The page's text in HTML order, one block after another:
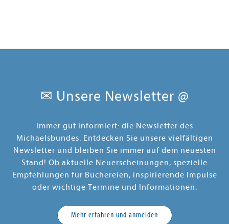
✉ Unsere Newsletter @
Immer gut informiert: die Newsletter des
Michaelsbundes. Entdecken Sie unsere vielfältigen
Newsletter und bleiben Sie immer auf dem neuesten
Stand! Ob aktuelle Neuerscheinungen, spezielle
Empfehlungen für Büchereien, inspirierende Impulse
oder wichtige Termine und Informationen.
Mehr erfahren und anmelden